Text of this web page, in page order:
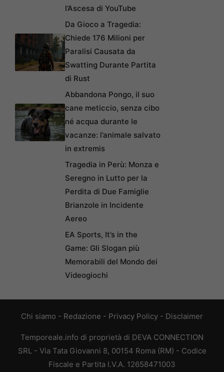
l’Ascesa di YouTube
Da Gioco a Tragedia:
Chiede 176 Milioni per
Paralisi Causata da
Swatting Durante Partita
di Rust
Abbandona Pongo, il suo
cane meticcio, senza cibo
né acqua durante le
vacanze: l’animale salvato
in extremis
Tragedia in Perù: Monza e
Seregno in Lutto per la
Perdita di Due Famiglie
Brianzole in Incidente
Aereo
EA Sports, It’s in the
Game: Gli Slogan più
Memorabili del Mondo dei
Videogiochi
Chi siamo - Redazione - Privacy Policy - Disclaimer
Temporeale.info di proprietà di DEVA CONNECTION
SRL - Via Tata Giovanni 8, 00154 Roma (RM) - Codice
Fiscale e Partita I.V.A. 12658471003